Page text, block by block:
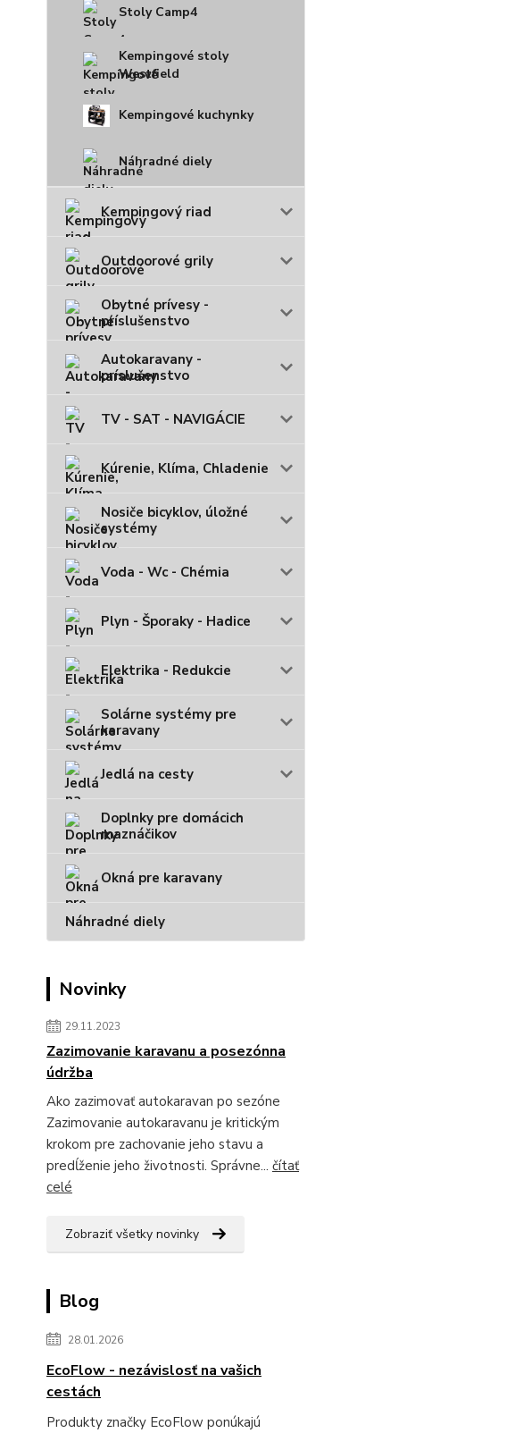
Stoly Camp4
Kempingové stoly
Westfield
Kempingové kuchynky
Náhradné diely
Kempingový riad
Outdoorové grily
Obytné prívesy -
príslušenstvo
Autokaravany -
príslušenstvo
TV - SAT - NAVIGÁCIE
Kúrenie, Klíma, Chladenie
Nosiče bicyklov, úložné
systémy
Voda - Wc - Chémia
Plyn - Šporaky - Hadice
Elektrika - Redukcie
Solárne systémy pre
karavany
Jedlá na cesty
Doplnky pre domácich
maznáčikov
Okná pre karavany
Náhradné diely
Novinky
29.11.2023
Zazimovanie karavanu a posezónna
údržba
Ako zazimovať autokaravan po sezóne
Zazimovanie autokaravanu je kritickým
krokom pre zachovanie jeho stavu a
predĺženie jeho životnosti. Správne... čítať
celé
Zobraziť všetky novinky
Blog
28.01.2026
EcoFlow - nezávislosť na vašich
cestách
Produkty značky EcoFlow ponúkajú